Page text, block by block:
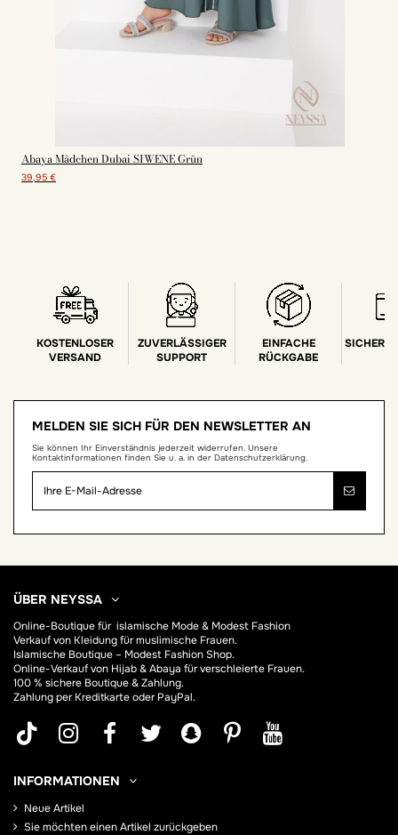
Abaya Mädchen Dubai SIWENE Grün
39,95 €
KOSTENLOSER
VERSAND
ZUVERLÄSSIGER
SUPPORT
EINFACHE
RÜCKGABE
SICHERE
MELDEN SIE SICH FÜR DEN NEWSLETTER AN
Sie können Ihr Einverständnis jederzeit widerrufen. Unsere
Kontaktinformationen finden Sie u. a. in der Datenschutzerklärung.
ÜBER NEYSSA
Online-Boutique für islamische Mode & Modest Fashion
Verkauf von Kleidung für muslimische Frauen.
Islamische Boutique – Modest Fashion Shop.
Online-Verkauf von Hijab &Abaya für verschleierte Frauen.
100 % sichere Boutique & Zahlung.
Zahlung per Kreditkarte oder PayPal.
INFORMATIONEN
Neue Artikel
Sie möchten einen Artikel zurückgeben